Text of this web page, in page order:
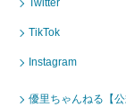
Twitter
TikTok
Instagram
優里ちゃんねる【公